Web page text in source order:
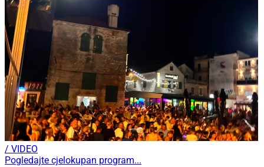
/ VIDEO
Pogledajte cjelokupan program...